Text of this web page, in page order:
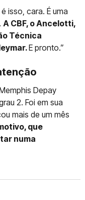
isso, cara. É uma
A CBF, o Ancelotti,
Técnica
E pronto.”
Depay
2. Foi em sua
mais de um mês
que
numa